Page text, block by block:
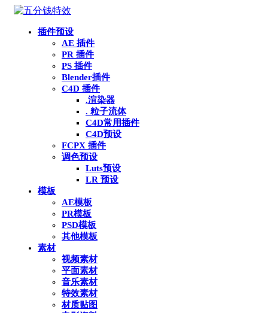
插件预设
AE 插件
PR 插件
PS 插件
Blender插件
C4D 插件
.渲染器
. 粒子流体
C4D常用插件
C4D预设
FCPX 插件
调色预设
Luts预设
LR 预设
模板
AE模板
PR模板
PSD模板
其他模板
素材
视频素材
平面素材
音乐素材
特效素材
材质贴图